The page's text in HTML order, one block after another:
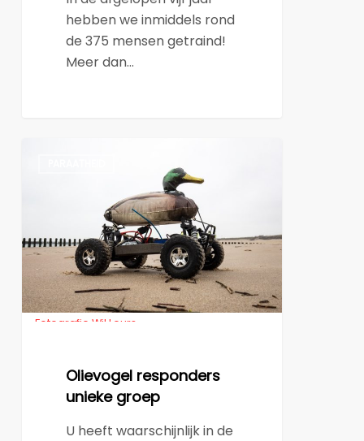
hebben we inmiddels rond
de 375 mensen getraind!
Meer dan…
Fotografie Wil Leurs
Olievogel responders
unieke groep
U heeft waarschijnlijk in de